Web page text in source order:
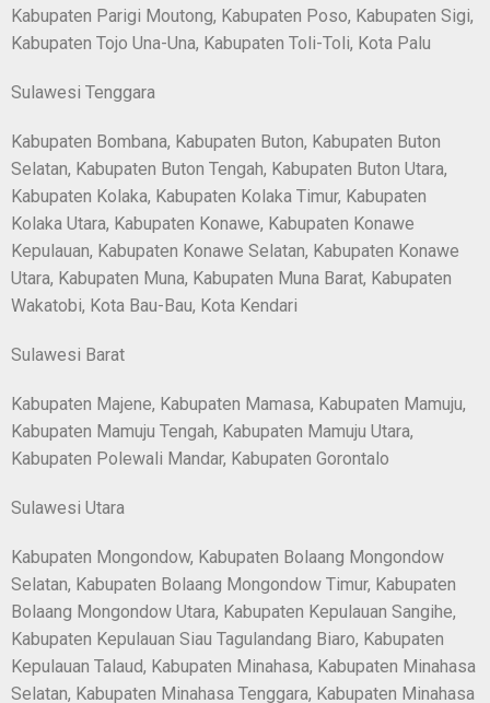
Kabupaten Parigi Moutong, Kabupaten Poso, Kabupaten Sigi,
Kabupaten Tojo Una-Una, Kabupaten Toli-Toli, Kota Palu
Sulawesi Tenggara
Kabupaten Bombana, Kabupaten Buton, Kabupaten Buton
Selatan, Kabupaten Buton Tengah, Kabupaten Buton Utara,
Kabupaten Kolaka, Kabupaten Kolaka Timur, Kabupaten
Kolaka Utara, Kabupaten Konawe, Kabupaten Konawe
Kepulauan, Kabupaten Konawe Selatan, Kabupaten Konawe
Utara, Kabupaten Muna, Kabupaten Muna Barat, Kabupaten
Wakatobi, Kota Bau-Bau, Kota Kendari
Sulawesi Barat
Kabupaten Majene, Kabupaten Mamasa, Kabupaten Mamuju,
Kabupaten Mamuju Tengah, Kabupaten Mamuju Utara,
Kabupaten Polewali Mandar, Kabupaten Gorontalo
Sulawesi Utara
Kabupaten Mongondow, Kabupaten Bolaang Mongondow
Selatan, Kabupaten Bolaang Mongondow Timur, Kabupaten
Bolaang Mongondow Utara, Kabupaten Kepulauan Sangihe,
Kabupaten Kepulauan Siau Tagulandang Biaro, Kabupaten
Kepulauan Talaud, Kabupaten Minahasa, Kabupaten Minahasa
Selatan, Kabupaten Minahasa Tenggara, Kabupaten Minahasa